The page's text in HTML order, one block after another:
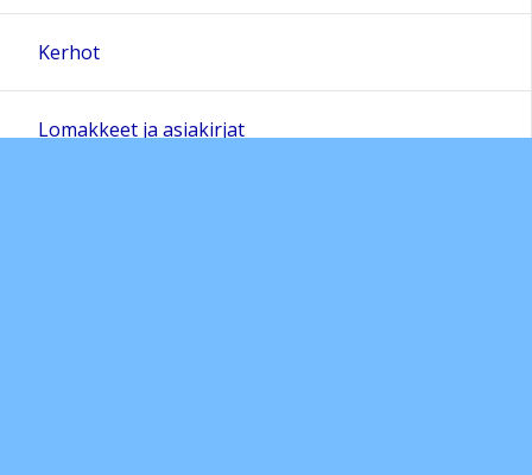
Kerhot
Lomakkeet ja asiakirjat